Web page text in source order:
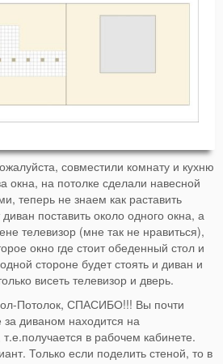
совместили комнату и кухню
окна, на потолке сделали навесной
теперь не знаем как раставить
поставить около одного окна, а
телевизор (мне так не нравиться),
окно где стоит обеденный стол и
стороне будет стоять и диван и
висеть телевизор и дверь.
Потолок, СПАСИБО!!! Вы почти
диваном находится на
в рабочем кабинете.
Только если поделить стеной, то в